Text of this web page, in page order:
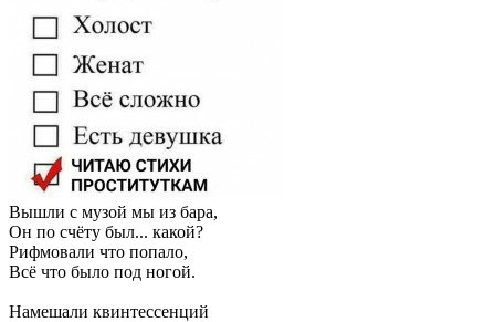
Вышли с музой мы из бара,
Он по счёту был... какой?
Рифмовали что попало,
Всё что было под ногой.
Намешали квинтессенций